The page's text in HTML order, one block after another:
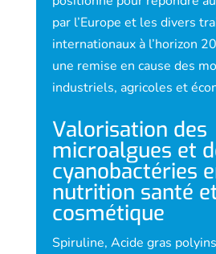
par l’Europe et les divers
internationaux à l’horizon
une remise en cause des
industriels, agricoles et
Valorisation des
microalgues et
cyanobactéries
nutrition santé
cosmétique
Spiruline, Acide gras